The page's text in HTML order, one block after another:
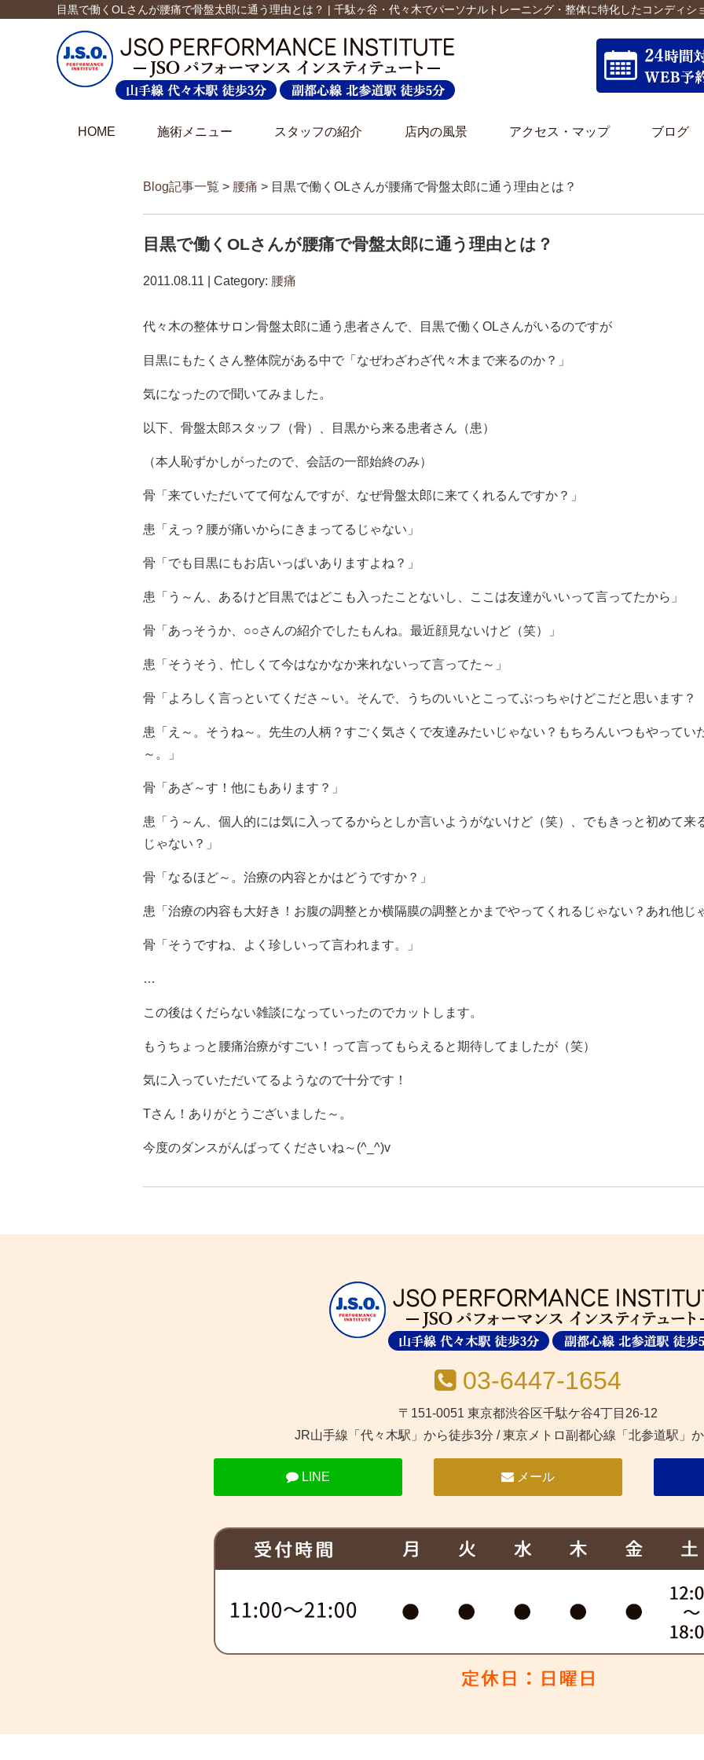
目黒で働くOLさんが腰痛で骨盤太郎に通う理由とは？ | 千駄ヶ谷・代々木でパーソナルトレーニング・整体に特化したコンディシ
HOME 施術メニュー スタッフの紹介 店内の風景 アクセス・マップ ブログ
Blog記事一覧 > 腰痛 > 目黒で働くOLさんが腰痛で骨盤太郎に通う理由とは？
目黒で働くOLさんが腰痛で骨盤太郎に通う理由とは？
2011.08.11 | Category: 腰痛
代々木の整体サロン骨盤太郎に通う患者さんで、目黒で働くOLさんがいるのですが
目黒にもたくさん整体院がある中で「なぜわざわざ代々木まで来るのか？」
気になったので聞いてみました。
以下、骨盤太郎スタッフ（骨）、目黒から来る患者さん（患）
（本人恥ずかしがったので、会話の一部始終のみ）
骨「来ていただいてて何なんですが、なぜ骨盤太郎に来てくれるんですか？」
患「えっ？腰が痛いからにきまってるじゃない」
骨「でも目黒にもお店いっぱいありますよね？」
患「う～ん、あるけど目黒ではどこも入ったことないし、ここは友達がいいって言ってたから」
骨「あっそうか、○○さんの紹介でしたもんね。最近顔見ないけど（笑）」
患「そうそう、忙しくて今はなかなか来れないって言ってた～」
骨「よろしく言っといてくださ～い。そんで、うちのいいとこってぶっちゃけどこだと思います？
患「え～。そうね～。先生の人柄？すごく気さくで友達みたいじゃない？もちろんいつもやってい
～。」
骨「あざ～す！他にもあります？」
患「う～ん、個人的には気に入ってるからとしか言いようがないけど（笑）、でもきっと初めて来
じゃない？」
骨「なるほど～。治療の内容とかはどうですか？」
患「治療の内容も大好き！お腹の調整とか横隔膜の調整とかまでやってくれるじゃない？あれ他じ
骨「そうですね、よく珍しいって言われます。」
…
この後はくだらない雑談になっていったのでカットします。
もうちょっと腰痛治療がすごい！って言ってもらえると期待してましたが（笑）
気に入っていただいてるようなので十分です！
Tさん！ありがとうございました～。
今度のダンスがんばってくださいね～(^_^)v
03-6447-1654
〒151-0051 東京都渋谷区千駄ケ谷4丁目26-12
JR山手線「代々木駅」から徒歩3分 /東京メトロ副都心線「北参道駅」
LINE メール